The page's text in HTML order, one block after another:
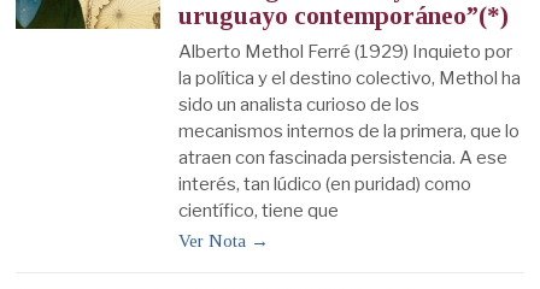
uruguayo contemporáneo”(*)
Alberto Methol Ferré (1929) Inquieto por
la política y el destino colectivo, Methol ha
sido un analista curioso de los
mecanismos internos de la primera, que lo
atraen con fascinada persistencia. A ese
interés, tan lúdico (en puridad) como
científico, tiene que
Ver Nota →